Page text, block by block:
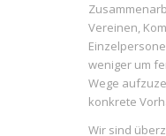
Vereinen,
weniger um
Wege
konkrete
Wir sind